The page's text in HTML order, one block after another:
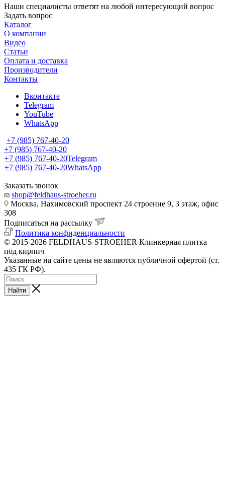
Наши специалисты ответят на любой интересующий вопрос
Задать вопрос
Каталог
О компании
Видео
Статьи
Оплата и доставка
Производители
Контакты
Вконтакте
Telegram
YouTube
WhatsApp
+7 (985) 767-40-20
+7 (985) 767-40-20
+7 (985) 767-40-20Telegram
+7 (985) 767-40-20WhatsApp
Заказать звонок
shop@feldhaus-stroeher.ru
Москва, Нахимовский проспект 24 строение 9, 3 этаж, офис
308
Подписаться на рассылку
Политика конфиденциальности
© 2015-2026 FELDHAUS-STROEHER Клинкерная плитка
под кирпич
Указанные на сайте цены не являются публичной офертой (ст.
435 ГК РФ).
Найти